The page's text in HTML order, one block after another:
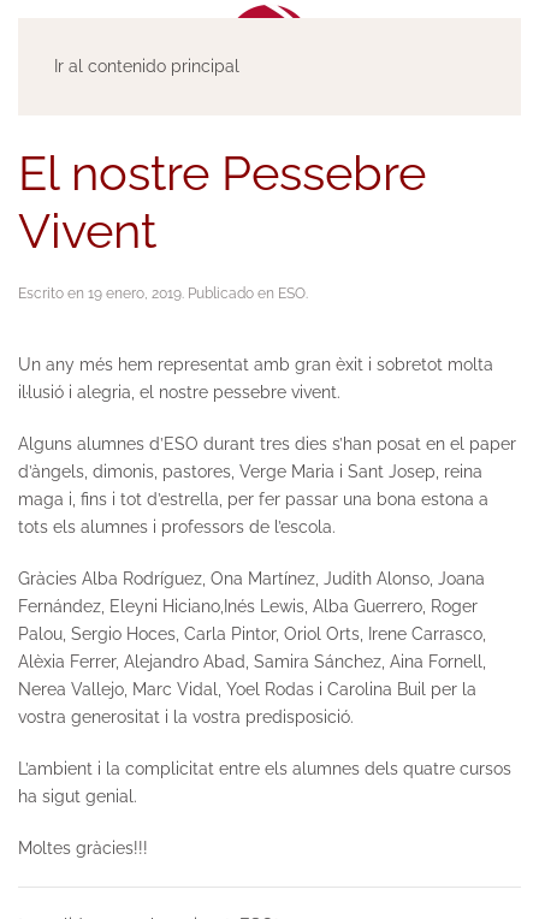
Ir al contenido principal
El nostre Pessebre
Vivent
Escrito en 19 enero, 2019. Publicado en ESO.
Un any més hem representat amb gran èxit i sobretot molta
il·lusió i alegria, el nostre pessebre vivent.
Alguns alumnes d’ESO durant tres dies s’han posat en el paper
d’àngels, dimonis, pastores, Verge Maria i Sant Josep, reina
maga i, fins i tot d’estrella, per fer passar una bona estona a
tots els alumnes i professors de l’escola.
Gràcies Alba Rodríguez, Ona Martínez, Judith Alonso, Joana
Fernández, Eleyni Hiciano,Inés Lewis, Alba Guerrero, Roger
Palou, Sergio Hoces, Carla Pintor, Oriol Orts, Irene Carrasco,
Alèxia Ferrer, Alejandro Abad, Samira Sánchez, Aina Fornell,
Nerea Vallejo, Marc Vidal, Yoel Rodas i Carolina Buil per la
vostra generositat i la vostra predisposició.
L’ambient i la complicitat entre els alumnes dels quatre cursos
ha sigut genial.
Moltes gràcies!!!